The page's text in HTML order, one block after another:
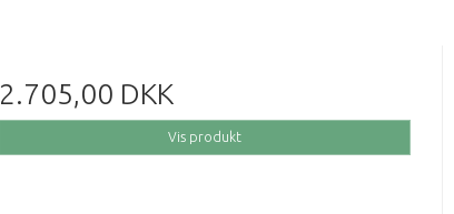
2.705,00 DKK
Vis produkt